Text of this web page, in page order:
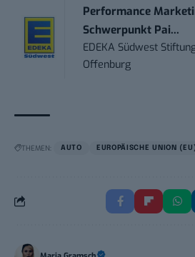
Performance
Schwerpunkt Pai...
EDEKA Südwest
Offenburg
THEMEN: AUTO EUROPÄISCHE UNION